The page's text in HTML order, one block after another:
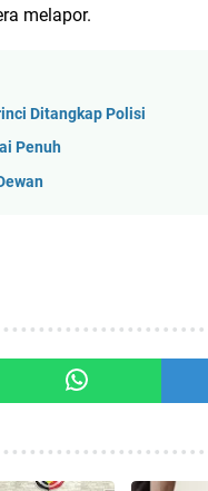
melapor.
Ditangkap Polisi
Penuh